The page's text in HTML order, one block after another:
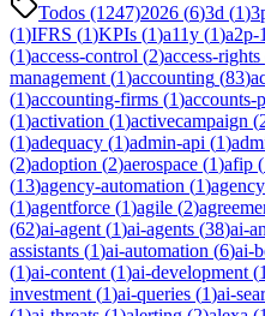
Todos (1247)2026 (6)3d (1)
(1)IFRS (1)KPIs (1)a11y (1)a2p-
(1)access-control (2)access-rights
management (1)accounting (83)
(1)accounting-firms (1)accounts-
(1)activation (1)activecampaign (
(1)adequacy (1)admin-api (1)
(2)adoption (2)aerospace (1)afip (
(13)agency-automation (1)
(1)agentforce (1)agile (2)
(62)ai-agent (1)ai-agents (38)ai-
assistants (1)ai-automation (6)ai-
(1)ai-content (1)ai-development (1
investment (1)ai-queries (1)ai-